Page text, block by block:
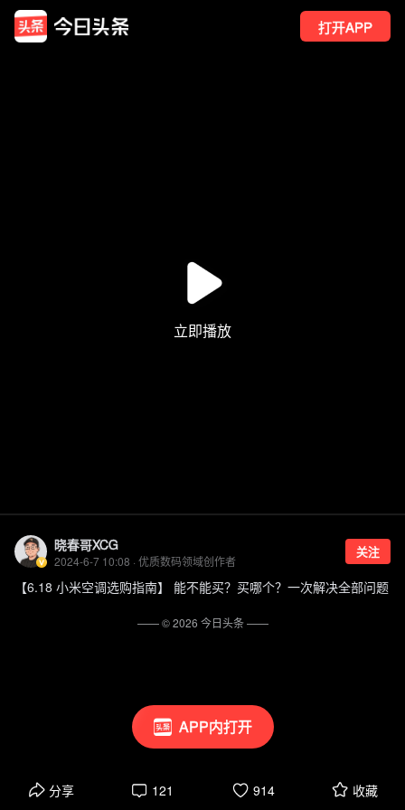
打开APP
APP内打开
晓春哥XCG
2024-6-7 10:08 · 优质数码领域创作者
关注
【6.18 小米空调选购指南】 能不能买？买哪个？一次解决全部问题
分享 121 914 收藏
—— ©2026 今日头条——